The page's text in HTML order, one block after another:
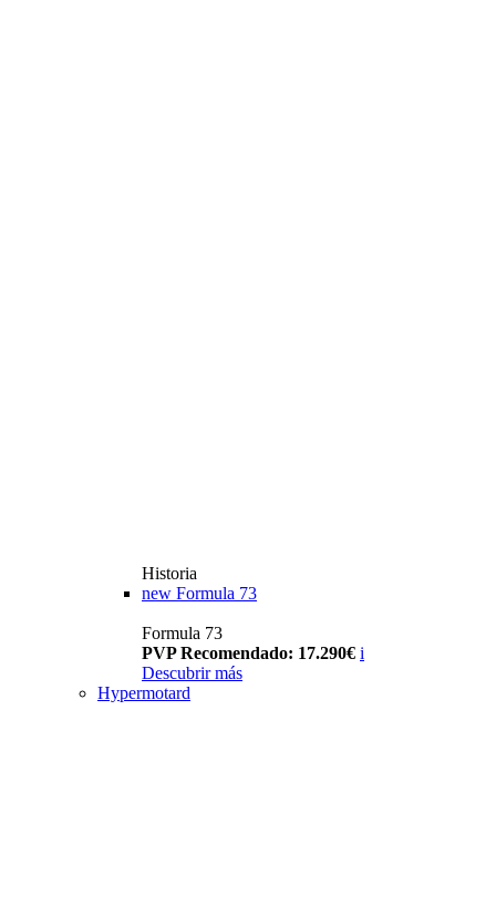
Historia
new Formula 73
Formula 73
PVP Recomendado: 17.290€ i
Descubrir más
Hypermotard